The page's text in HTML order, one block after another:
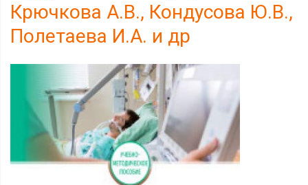
Крючкова А.В., Кондусова Ю.В.,
Полетаева И.А. и др